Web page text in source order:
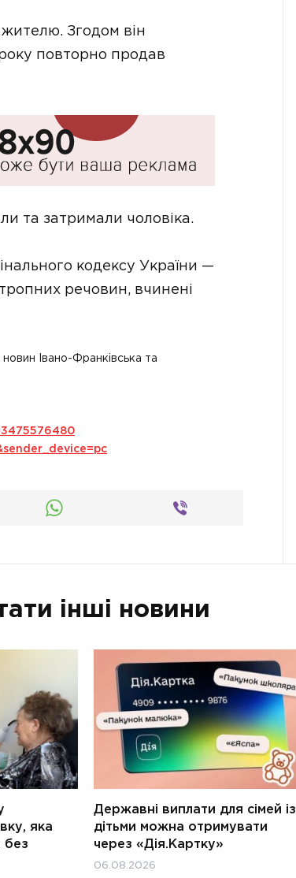
Згодом він
повторно продав
та затримали чоловіка.
кодексу України —
речовин, вчинені
Івано-Франківська та
інші новини
яка
без
Державні виплати для сімей із
дітьми можна отримувати
через «Дія.Картку»
06.08.2026